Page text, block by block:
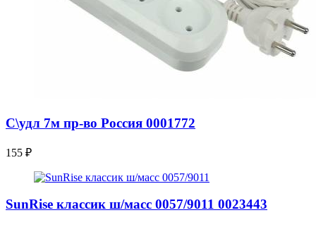
С\удл 7м пр-во Россия 0001772
155 ₽
SunRise классик ш/масс 0057/9011 0023443